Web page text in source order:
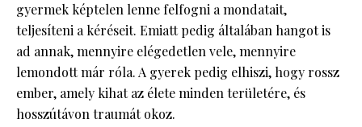
gyermek képtelen lenne felfogni a mondatait,
teljesíteni a kéréseit. Emiatt pedig általában hangot is
ad annak, mennyire elégedetlen vele, mennyire
lemondott már róla. A gyerek pedig elhiszi, hogy rossz
ember, amely kihat az élete minden területére, és
hosszútávon traumát okoz.